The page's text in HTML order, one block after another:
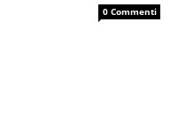
0 Commenti